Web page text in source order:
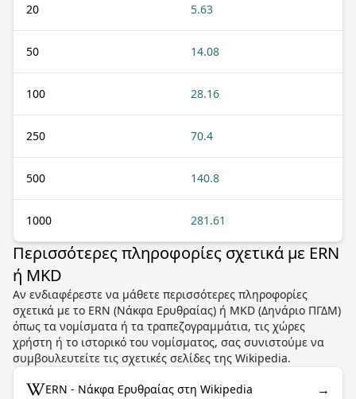
20 5.63
50 14.08
100 28.16
250 70.4
500 140.8
1000 281.61
Περισσότερες πληροφορίες σχετικά με ERN
ή MKD
Αν ενδιαφέρεστε να μάθετε περισσότερες πληροφορίες
σχετικά με το ERN (Νάκφα Ερυθραίας) ή MKD (Δηνάριο ΠΓΔΜ)
όπως τα νομίσματα ή τα τραπεζογραμμάτια, τις χώρες
χρήστη ή το ιστορικό του νομίσματος, σας συνιστούμε να
συμβουλευτείτε τις σχετικές σελίδες της Wikipedia.
ERN - Νάκφα Ερυθραίας στη Wikipedia →